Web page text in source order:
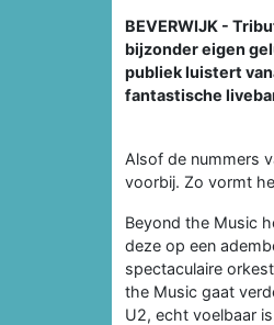
BEVERWIJK -
bijzonder eigen
publiek luistert
fantastische
Alsof de nummers
voorbij. Zo vormt
Beyond the Music
deze op een
spectaculaire
the Music gaat
U2, echt voelbaar